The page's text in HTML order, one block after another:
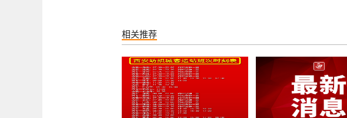
相关推荐